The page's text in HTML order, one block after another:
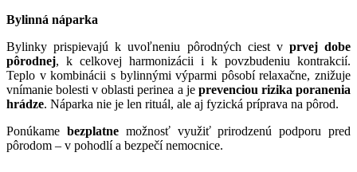
Bylinná náparka
Bylinky prispievajú k uvoľneniu pôrodných ciest v prvej dobe
pôrodnej, k celkovej harmonizácii i k povzbudeniu kontrakcií.
Teplo v kombinácii s bylinnými výparmi pôsobí relaxačne, znižuje
vnímanie bolesti v oblasti perinea a je prevenciou rizika poranenia
hrádze. Náparka nie je len rituál, ale aj fyzická príprava na pôrod.
Ponúkame bezplatnemožnosť využiť prirodzenú podporu pred
pôrodom – v pohodlí a bezpečí nemocnice.